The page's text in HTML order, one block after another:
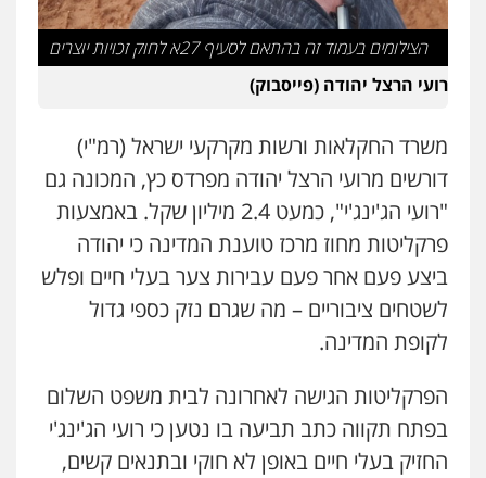
הצילומים בעמוד זה בהתאם לסעיף 27א לחוק זכויות יוצרים
רועי הרצל יהודה (פייסבוק)
משרד החקלאות ורשות מקרקעי ישראל (רמ"י)
דורשים מרועי הרצל יהודה מפרדס כץ, המכונה גם
"רועי הג'ינג'י", כמעט 2.4 מיליון שקל. באמצעות
פרקליטות מחוז מרכז טוענת המדינה כי יהודה
ביצע פעם אחר פעם עבירות צער בעלי חיים ופלש
לשטחים ציבוריים – מה שגרם נזק כספי גדול
לקופת המדינה.
הפרקליטות הגישה לאחרונה לבית משפט השלום
בפתח תקווה כתב תביעה בו נטען כי רועי הג'ינג'י
החזיק בעלי חיים באופן לא חוקי ובתנאים קשים,